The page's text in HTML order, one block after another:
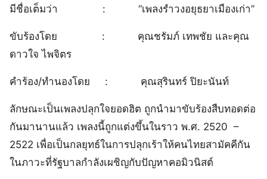
มีชื่อเต็มว่า : “เพลงรำวงอยุธยาเมืองเก่า”
ขับร้องโดย : คุณชรัมภ์ เทพชัย และคุณ
ดาวใจ ไพจิตร
คำร้อง/ทำนองโดย : คุณสุรินทร์ ปิยะนันท์
ลักษณะเป็นเพลงปลุกใจยอดฮิต ถูกนำมาขับร้องสืบทอดต่อ
กันมานานแล้ว เพลงนี้ถูกแต่งขึ้นในราว พ.ศ. 2520 –
2522 เพื่อเป็นกลยุทธ์ในการปลุกเร้าให้คนไทยสามัคคีกัน
ในภาวะที่รัฐบาลกำลังเผชิญกับปัญหาคอมิวนิสต์